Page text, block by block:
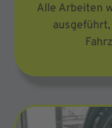
Alle Arbeiten